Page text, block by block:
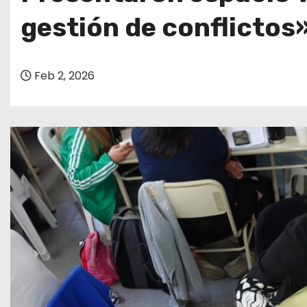
gestión de
Feb 2, 2026